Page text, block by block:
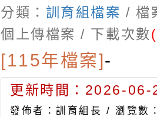
分類： 訓育組檔案 / 檔
個上傳檔案 / 下載次數
[115年檔案]-
更新時間：2026-
發佈者：訓育組長 /瀏覽數